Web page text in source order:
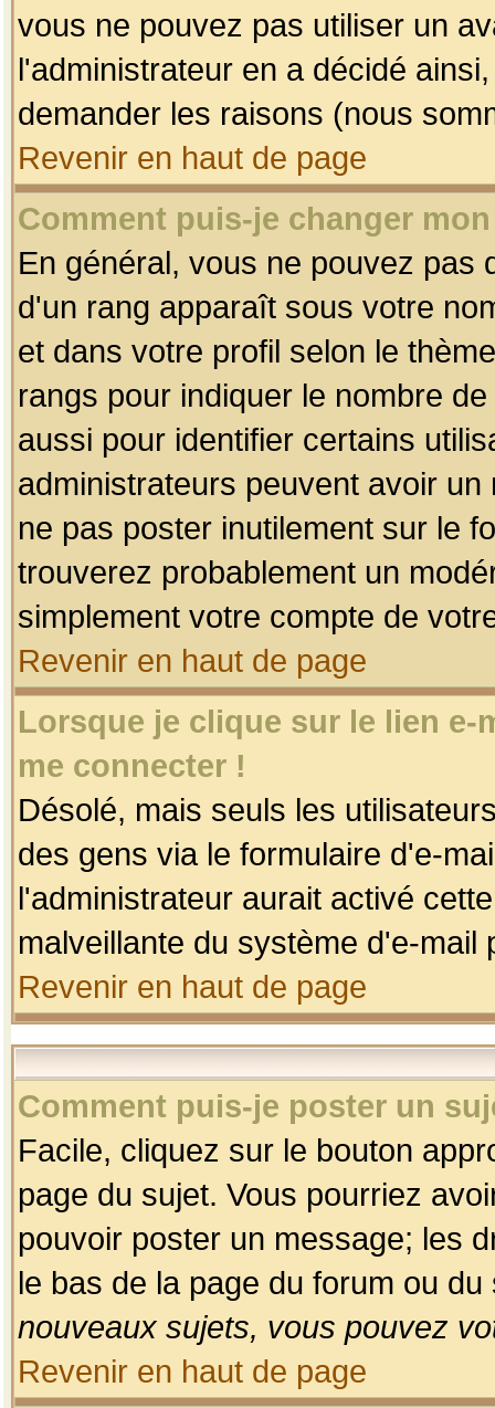
vous ne pouvez pas utiliser un
l'administrateur en a décidé
demander les raisons (nous
Revenir en haut de page
Comment puis-je changer
En général, vous ne pouvez pas
d'un rang apparaît sous votre
et dans votre profil selon le
rangs pour indiquer le nombre
aussi pour identifier certains
administrateurs peuvent avoir
ne pas poster inutilement sur le
trouverez probablement un
simplement votre compte de
Revenir en haut de page
Lorsque je clique sur le lien
me connecter !
Désolé, mais seuls les
des gens via le formulaire d'e-
l'administrateur aurait activé
malveillante du système d'e-
Revenir en haut de page
Comment puis-je poster un
Facile, cliquez sur le bouton
page du sujet. Vous pourriez
pouvoir poster un message; les
le bas de la page du forum ou
nouveaux sujets, vous pouvez
Revenir en haut de page